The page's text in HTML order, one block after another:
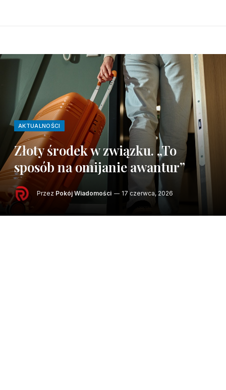
AKTUALNOŚCI
Złoty środek w związku. „To
sposób na omijanie awantur”
Przez Pokój Wiadomości 17 czerwca, 2026